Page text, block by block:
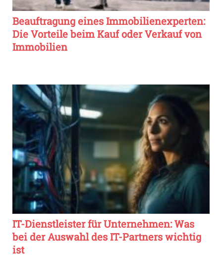
Beauftragung eines Immobilienexperten:
Die Vorteile beim Kauf oder Verkauf von
Immobilien
IT-Dienstleister für Unternehmen: Was
bei der Auswahl des IT-Partners wichtig
ist